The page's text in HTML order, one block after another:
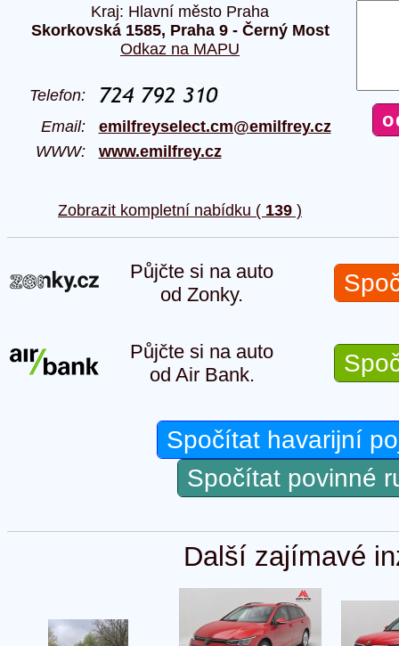
Kraj: Hlavní město Praha
Skorkovská 1585, Praha 9 - Černý Most
Odkaz na MAPU
Telefon:
Email: emilfreyselect.cm@emilfrey.cz
WWW: www.emilfrey.cz
Zobrazit kompletní nabídku ( 139 )
Půjčte si na auto
od Zonky.
Půjčte si na auto
od Air Bank.
Spočítat havarijní
Spočítat povinné
Další zajímavé